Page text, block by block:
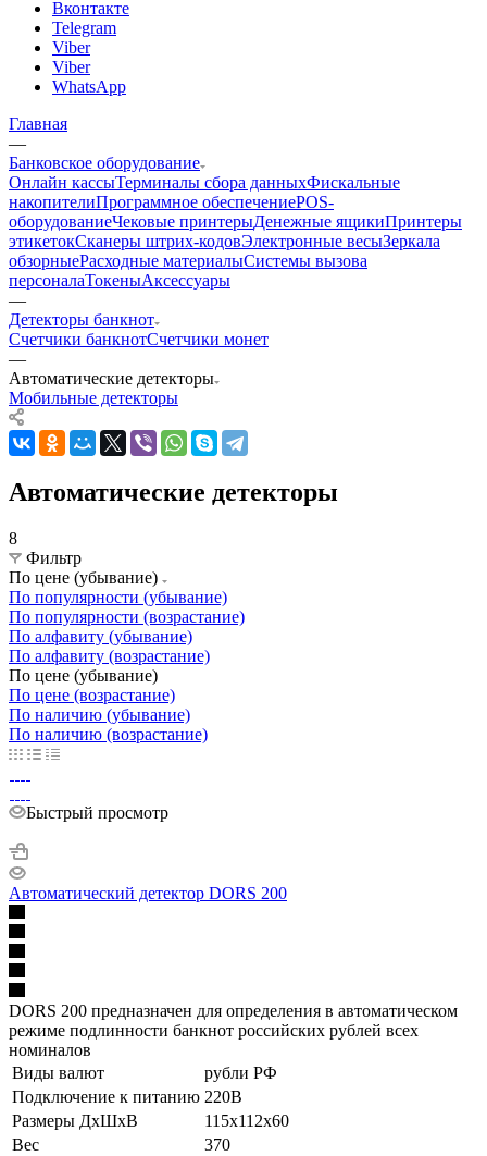
Вконтакте
Telegram
Viber
Viber
WhatsApp
Главная
—
Банковское оборудование
Онлайн кассыТерминалы сбора данныхФискальные
накопителиПрограммное обеспечениеPOS-
оборудованиеЧековые принтерыДенежные ящикиПринтеры
этикетокСканеры штрих-кодовЭлектронные весыЗеркала
обзорныеРасходные материалыСистемы вызова
персоналаТокеныАксессуары
—
Детекторы банкнот
Счетчики банкнотСчетчики монет
—
Автоматические детекторы
Мобильные детекторы
Автоматические детекторы
8
Фильтр
По цене (убывание)
По популярности (убывание)
По популярности (возрастание)
По алфавиту (убывание)
По алфавиту (возрастание)
По цене (убывание)
По цене (возрастание)
По наличию (убывание)
По наличию (возрастание)
Быстрый просмотр
Автоматический детектор DORS 200
DORS 200 предназначен для определения в автоматическом
режиме подлинности банкнот российских рублей всех
номиналов
Виды валют
рубли РФ
Подключение к питанию 220В
Размеры ДхШхВ
115х112х60
Вес
370